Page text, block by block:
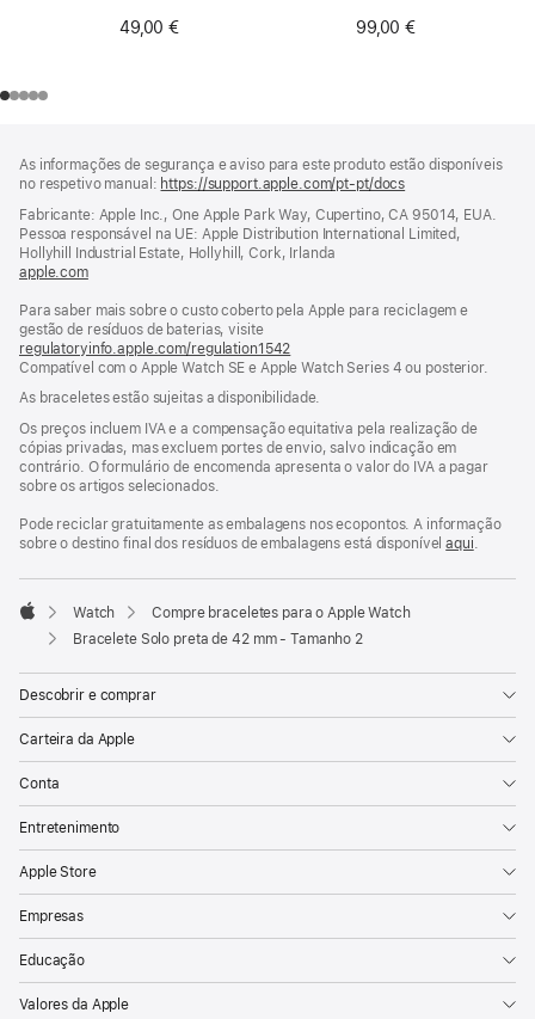
49,00 €
Tamanho 0
99,00 €
de
rodapé
As informações de segurança e aviso para este produto estão disponíveis
no respetivo manual: https://support.apple.com/pt-pt/docs
nova
janela)
Fabricante: Apple Inc., One Apple Park Way, Cupertino, CA 95014, EUA.
Pessoa responsável na UE: Apple Distribution International Limited,
Hollyhill Industrial Estate, Hollyhill, Cork, Irlanda
apple.com(abre
nova
janela)
Para saber mais sobre o custo coberto pela Apple para reciclagem e
gestão de resíduos de baterias, visite
regulatoryinfo.apple.com/regulation1542
numa
nova
janela)
Compatível com o Apple Watch SE e Apple Watch Series 4 ou posterior.
As braceletes estão sujeitas a disponibilidade.
Os preços incluem IVA e a compensação equitativa pela realização de
cópias privadas, mas excluem portes de envio, salvo indicação em
contrário. O formulário de encomenda apresenta o valor do IVA a pagar
sobre os artigos selecionados.
Pode reciclar gratuitamente as embalagens nos ecopontos. A informação
sobre o destino final dos resíduos de embalagens está disponívelaqui.
Apple
Watch
Compre braceletes para o Apple Watch
Bracelete Solo preta de 42 mm - Tamanho 2
Descobrir e comprar
Carteira da Apple
Conta
Entretenimento
Apple Store
Empresas
Educação
Valores da Apple